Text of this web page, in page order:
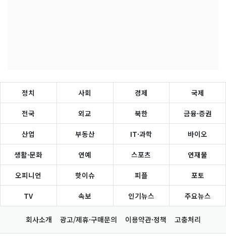
정치 사회 경제 국제
전국 외교 북한 금융·증권
산업 부동산 IT·과학 바이오
생활·문화 연예 스포츠 연재물
오피니언 핫이슈 피플 포토
TV 속보 인기뉴스 주요뉴스
회사소개 광고/제휴·구매문의 이용약관·정책 고충처리